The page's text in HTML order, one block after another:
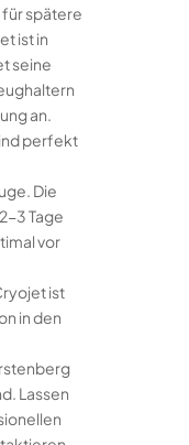
spätere
ist in
seine
an.
perfekt
Die
3 Tage
vor
ist
in den
Lassen